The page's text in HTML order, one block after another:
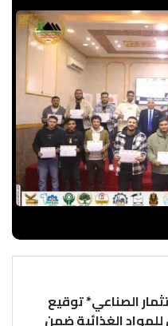
الصناعي* توقيع
الغذائية ضمن